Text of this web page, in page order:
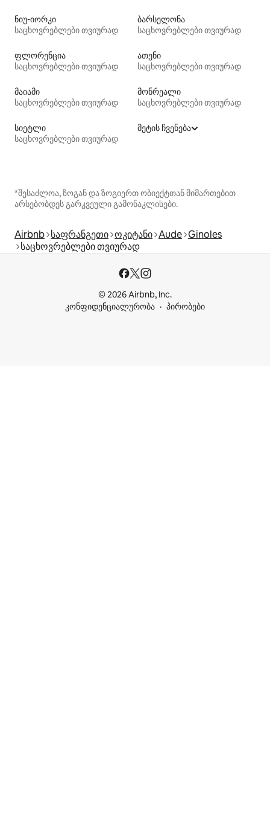
ნიუ-იორკი
საცხოვრებლები თვიურად
ბარსელონა
საცხოვრებლები თვიურად
ფლორენცია
საცხოვრებლები თვიურად
ათენი
საცხოვრებლები თვიურად
მაიამი
საცხოვრებლები თვიურად
მონრეალი
საცხოვრებლები თვიურად
სიეტლი
საცხოვრებლები თვიურად
მეტის ჩვენება
*შესაძლოა, ზოგან და ზოგიერთ ობიექტთან მიმართებით
არსებობდეს გარკვეული გამონაკლისები.
Airbnb საფრანგეთი ოკიტანი Aude Ginoles
საცხოვრებლები თვიურად
© 2026 Airbnb, Inc.
კონფიდენციალურობა
პირობები